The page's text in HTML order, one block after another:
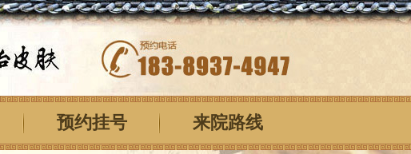
预约挂号 来院路线